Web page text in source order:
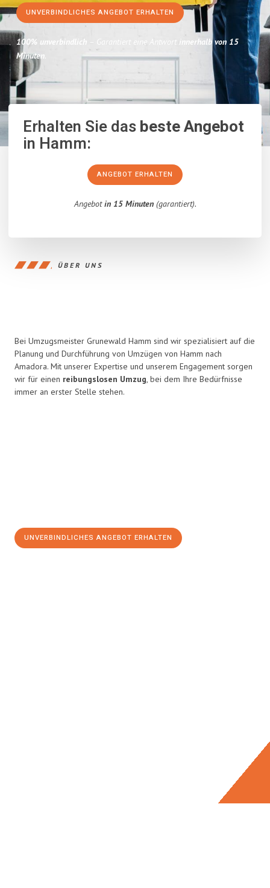
UNVERBINDLICHES ANGEBOT ERHALTEN
100% unverbindlich – Garantiert eine Antwort innerhalb von 15
Minuten.
Erhalten Sie dasbeste Angebot
in Hamm:
ANGEBOT ERHALTEN
Angebotin 15 Minuten(garantiert).
ÜBER UNS
Bei Umzugsmeister Grunewald Hamm sind wir spezialisiert auf die
Planung und Durchführung von Umzügen von Hamm nach
Amadora. Mit unserer Expertise und unserem Engagement sorgen
wir für einen reibungslosen Umzug, bei dem Ihre Bedürfnisse
immer an erster Stelle stehen.
UNVERBINDLICHES ANGEBOT ERHALTEN